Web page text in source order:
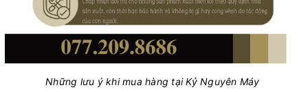
Những lưu ý khi mua hàng tại Kỷ Nguyên Máy